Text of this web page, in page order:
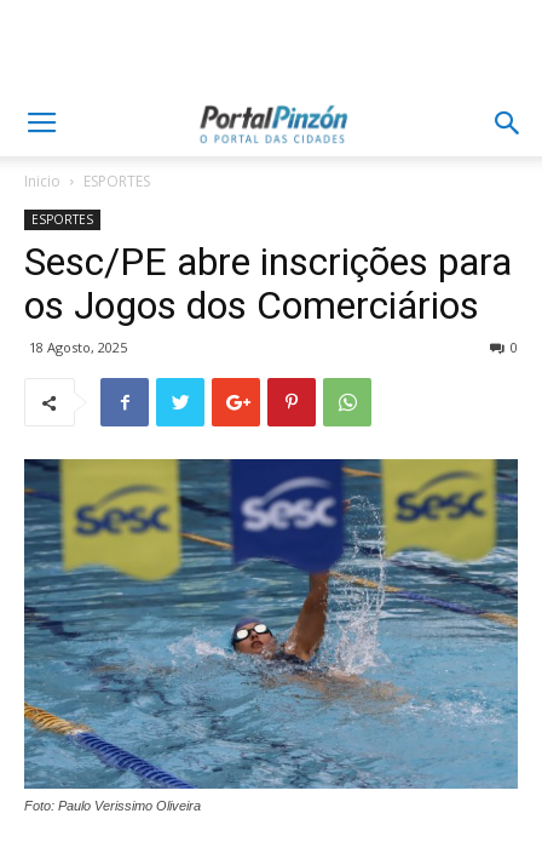
Inicio ESPORTES
ESPORTES
Sesc/PE abre inscrições para
os Jogos dos Comerciários
18 Agosto, 2025 0
Foto: Paulo Verissimo Oliveira